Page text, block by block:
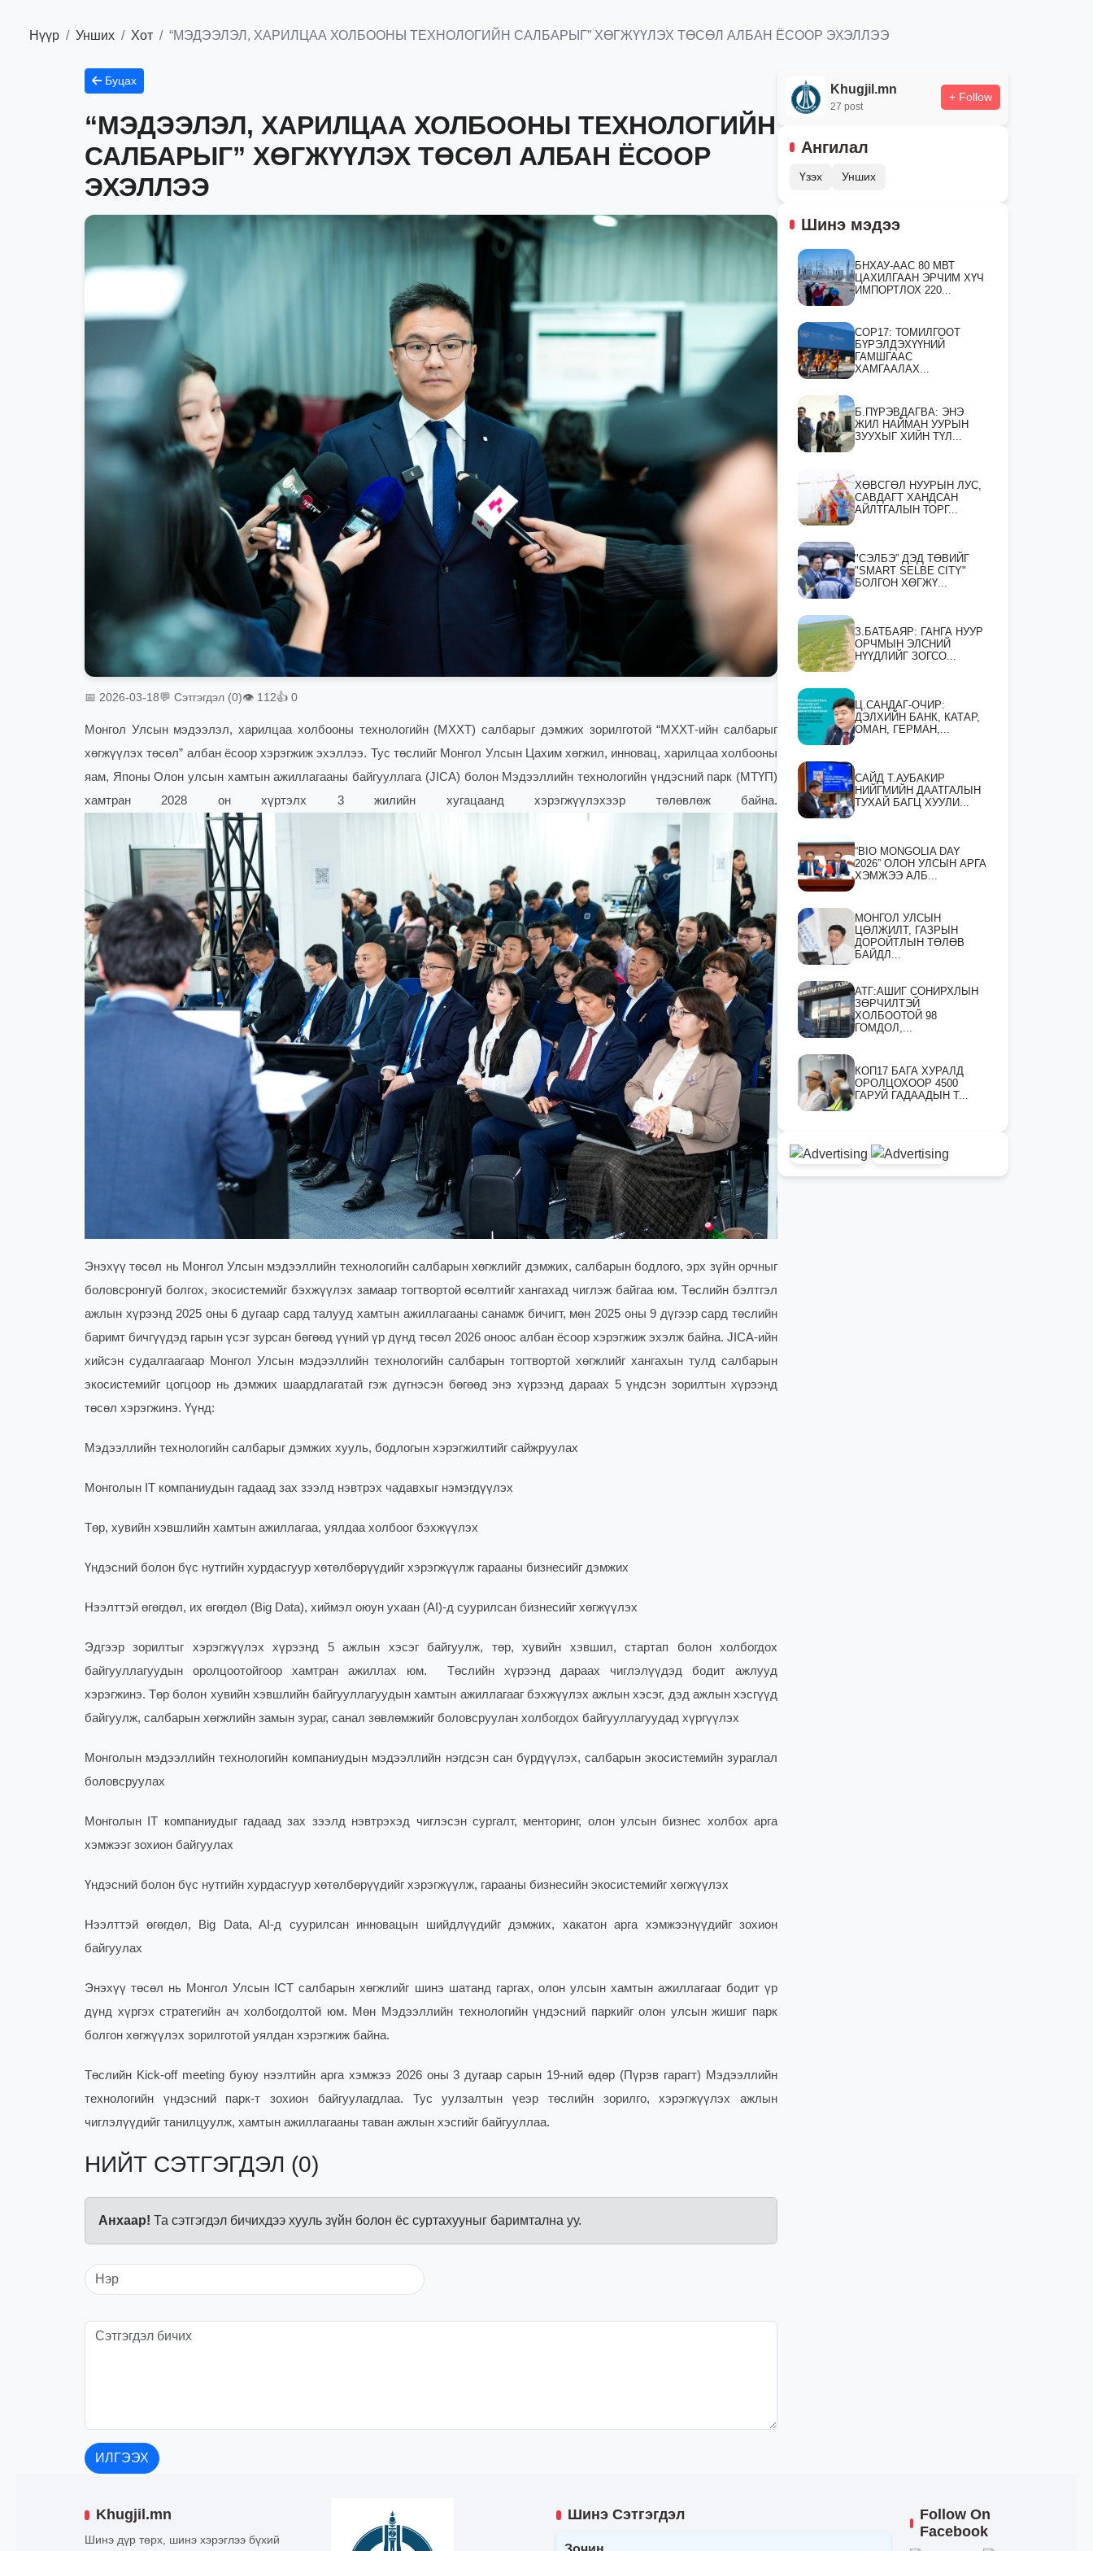
Нүүр Унших Хот “МЭДЭЭЛЭЛ, ХАРИЛЦАА ХОЛБООНЫ ТЕХНОЛОГИЙН САЛБАРЫГ” ХӨГЖҮҮЛЭХ ТӨСӨЛ АЛБАН ЁСООР ЭХЭЛЛЭЭ
Буцах
“МЭДЭЭЛЭЛ, ХАРИЛЦАА ХОЛБООНЫ ТЕХНОЛОГИЙН
САЛБАРЫГ” ХӨГЖҮҮЛЭХ ТӨСӨЛ АЛБАН ЁСООР
ЭХЭЛЛЭЭ
📅 2026-03-18💬 Сэтгэгдэл (0)👁 112👍 0
Монгол Улсын мэдээлэл, харилцаа холбооны технологийн (МХХТ) салбарыг дэмжих зорилготой “МХХТ-ийн салбарыг
хөгжүүлэх төсөл” албан ёсоор хэрэгжиж эхэллээ. Тус төслийг Монгол Улсын Цахим хөгжил, инновац, харилцаа холбооны
яам, Японы Олон улсын хамтын ажиллагааны байгууллага (JICA) болон Мэдээллийн технологийн үндэсний парк (МТҮП)
хамтран 2028 он хүртэлх 3 жилийн хугацаанд хэрэгжүүлэхээр төлөвлөж байна.
Энэхүү төсөл нь Монгол Улсын мэдээллийн технологийн салбарын хөгжлийг дэмжих, салбарын бодлого, эрх зүйн орчныг
боловсронгуй болгох, экосистемийг бэхжүүлэх замаар тогтвортой өсөлтийг хангахад чиглэж байгаа юм.Төслийн бэлтгэл
ажлын хүрээнд 2025 оны 6 дугаар сард талууд хамтын ажиллагааны санамж бичигт, мөн 2025 оны 9 дүгээр сард төслийн
баримт бичгүүдэд гарын үсэг зурсан бөгөөд үүний үр дүнд төсөл 2026 оноос албан ёсоор хэрэгжиж эхэлж байна. JICA-ийн
хийсэн судалгаагаар Монгол Улсын мэдээллийн технологийн салбарын тогтвортой хөгжлийг хангахын тулд салбарын
экосистемийг цогцоор нь дэмжих шаардлагатай гэж дүгнэсэн бөгөөд энэ хүрээнд дараах 5 үндсэн зорилтын хүрээнд
төсөл хэрэгжинэ. Үүнд:
Мэдээллийн технологийн салбарыг дэмжих хууль, бодлогын хэрэгжилтийг сайжруулах
Монголын IT компаниудын гадаад зах зээлд нэвтрэх чадавхыг нэмэгдүүлэх
Төр, хувийн хэвшлийн хамтын ажиллагаа, уялдаа холбоог бэхжүүлэх
Үндэсний болон бүс нутгийн хурдасгуур хөтөлбөрүүдийг хэрэгжүүлж гарааны бизнесийг дэмжих
Нээлттэй өгөгдөл, их өгөгдөл (Big Data), хиймэл оюун ухаан (AI)-д суурилсан бизнесийг хөгжүүлэх
Эдгээр зорилтыг хэрэгжүүлэх хүрээнд 5 ажлын хэсэг байгуулж, төр, хувийн хэвшил, стартап болон холбогдох
байгууллагуудын оролцоотойгоор хамтран ажиллах юм. Төслийн хүрээнд дараах чиглэлүүдэд бодит ажлууд
хэрэгжинэ.Төр болон хувийн хэвшлийн байгууллагуудын хамтын ажиллагааг бэхжүүлэх ажлын хэсэг, дэд ажлын хэсгүүд
байгуулж, салбарын хөгжлийн замын зураг, санал зөвлөмжийг боловсруулан холбогдох байгууллагуудад хүргүүлэх
Монголын мэдээллийн технологийн компаниудын мэдээллийн нэгдсэн сан бүрдүүлэх, салбарын экосистемийн зураглал
боловсруулах
Монголын IT компаниудыг гадаад зах зээлд нэвтрэхэд чиглэсэн сургалт, менторинг, олон улсын бизнес холбох арга
хэмжээг зохион байгуулах
Үндэсний болон бүс нутгийн хурдасгуур хөтөлбөрүүдийг хэрэгжүүлж, гарааны бизнесийн экосистемийг хөгжүүлэх
Нээлттэй өгөгдөл, Big Data, AI-д суурилсан инновацын шийдлүүдийг дэмжих, хакатон арга хэмжээнүүдийг зохион
байгуулах
Энэхүү төсөл нь Монгол Улсын ICT салбарын хөгжлийг шинэ шатанд гаргах, олон улсын хамтын ажиллагааг бодит үр
дүнд хүргэх стратегийн ач холбогдолтой юм. Мөн Мэдээллийн технологийн үндэсний паркийг олон улсын жишиг парк
болгон хөгжүүлэх зорилготой уялдан хэрэгжиж байна.
Төслийн Kick-off meeting буюу нээлтийн арга хэмжээ 2026 оны 3 дугаар сарын 19-ний өдөр (Пүрэв гарагт) Мэдээллийн
технологийн үндэсний парк-т зохион байгуулагдлаа. Тус уулзалтын үеэр төслийн зорилго, хэрэгжүүлэх ажлын
чиглэлүүдийг танилцуулж, хамтын ажиллагааны таван ажлын хэсгийг байгууллаа.
НИЙТ СЭТГЭГДЭЛ (0)
Анхаар! Та сэтгэгдэл бичихдээ хууль зүйн болон ёс суртахууныг баримтална уу.
ИЛГЭЭХ
Khugjil.mn
27 post
+ Follow
Ангилал
Үзэх Унших
Шинэ мэдээ
БНХАУ-ААС 80 МВТ
ЦАХИЛГААН ЭРЧИМ ХҮЧ
ИМПОРТЛОХ 220...
СOP17: ТОМИЛГООТ
БҮРЭЛДЭХҮҮНИЙ
ГАМШГААС
ХАМГААЛАХ...
Б.ПҮРЭВДАГВА: ЭНЭ
ЖИЛ НАЙМАН УУРЫН
ЗУУХЫГ ХИЙН ТҮЛ...
ХӨВСГӨЛ НУУРЫН ЛУС,
САВДАГТ ХАНДСАН
АЙЛТГАЛЫН ТОРГ...
"СЭЛБЭ” ДЭД ТӨВИЙГ
"SMART SELBE CITY"
БОЛГОН ХӨГЖҮ...
З.БАТБАЯР: ГАНГА НУУР
ОРЧМЫН ЭЛСНИЙ
НҮҮДЛИЙГ ЗОГСО...
Ц.САНДАГ-ОЧИР:
ДЭЛХИЙН БАНК, КАТАР,
ОМАН, ГЕРМАН,...
САЙД Т.АУБАКИР
НИЙГМИЙН ДААТГАЛЫН
ТУХАЙ БАГЦ ХУУЛИ...
“BIO MONGOLIA DAY
2026” ОЛОН УЛСЫН АРГА
ХЭМЖЭЭ АЛБ...
МОНГОЛ УЛСЫН
ЦӨЛЖИЛТ, ГАЗРЫН
ДОРОЙТЛЫН ТӨЛӨВ
БАЙДЛ...
АТГ:АШИГ СОНИРХЛЫН
ЗӨРЧИЛТЭЙ
ХОЛБООТОЙ 98
ГОМДОЛ,...
КОП17 БАГА ХУРАЛД
ОРОЛЦОХООР 4500
ГАРУЙ ГАДААДЫН Т...
Khugjil.mn
Шинэ дүр төрх, шинэ хэрэглээ бүхий
Шинэ Сэтгэгдэл
Follow On
Facebook